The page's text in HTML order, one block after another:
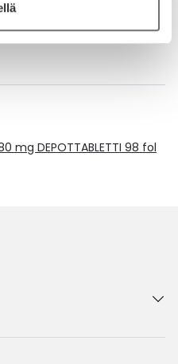
Reseptin
tuotteen hintaan.
mg DEPOTTABLETTI 98 fol